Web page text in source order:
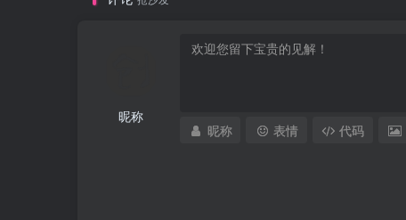
昵称
昵称 表情 代码